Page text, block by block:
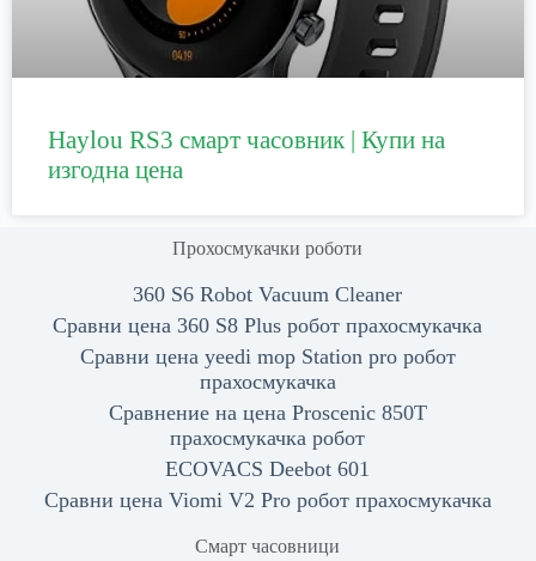
Haylou RS3 смарт часовник | Купи на
изгодна цена
Прохосмукачки роботи
360 S6 Robot Vacuum Cleaner
Сравни цена 360 S8 Plus робот прахосмукачка
Сравни цена yeedi mop Station pro робот
прахосмукачка
Сравнение на цена Proscenic 850T
прахосмукачка робот
ECOVACS Deebot 601
Сравни цена Viomi V2 Pro робот прахосмукачка
Смарт часовници